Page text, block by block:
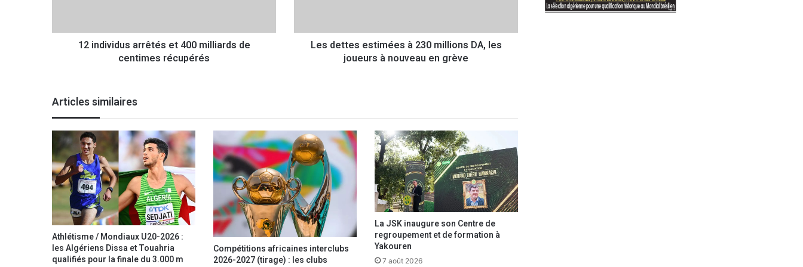
d
ê
t
é
e
t
4
m
l
l
12 individus arrêtés et 400 milliards de
centimes récupérés
s
e
s
à
2
3
0
m
i
l
l
o
Les dettes estimées à 230 millions DA, les
joueurs à nouveau en grève
Articles similaires
Athlétisme / Mondiaux U20-2026 :
les Algériens Dissa et Touahria
qualifiés pour la finale du 3.000 m
Compétitions africaines interclubs
2026-2027 (tirage) : les clubs
La JSK inaugure son Centre de
regroupement et de formation à
Yakouren
7 août 2026